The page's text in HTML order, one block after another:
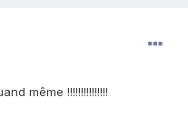
même !!!!!!!!!!!!!!!